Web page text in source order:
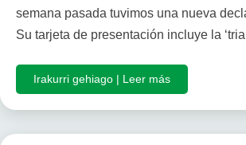
semana pasada tuvimos una nueva
Su tarjeta de presentación incluye la ‘tria
Irakurri gehiago | Leer más